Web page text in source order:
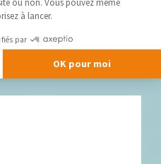
et actus
à lancer.
par
OK pour moi